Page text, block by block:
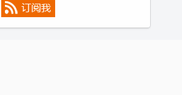
所以今年也没买防水鞋套；然后天
凉了，为了应对踢被子买了睡袋，
不知道 1.2 米会不会略窄。。